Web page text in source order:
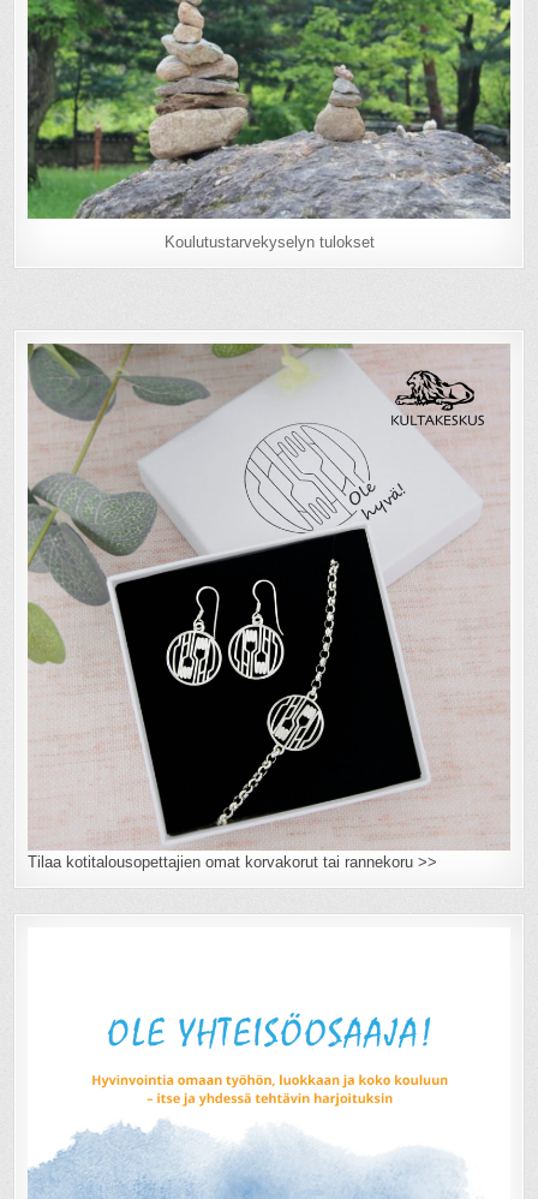
Koulutustarvekyselyn tulokset
Tilaa kotitalousopettajien omat korvakorut tai rannekoru >>